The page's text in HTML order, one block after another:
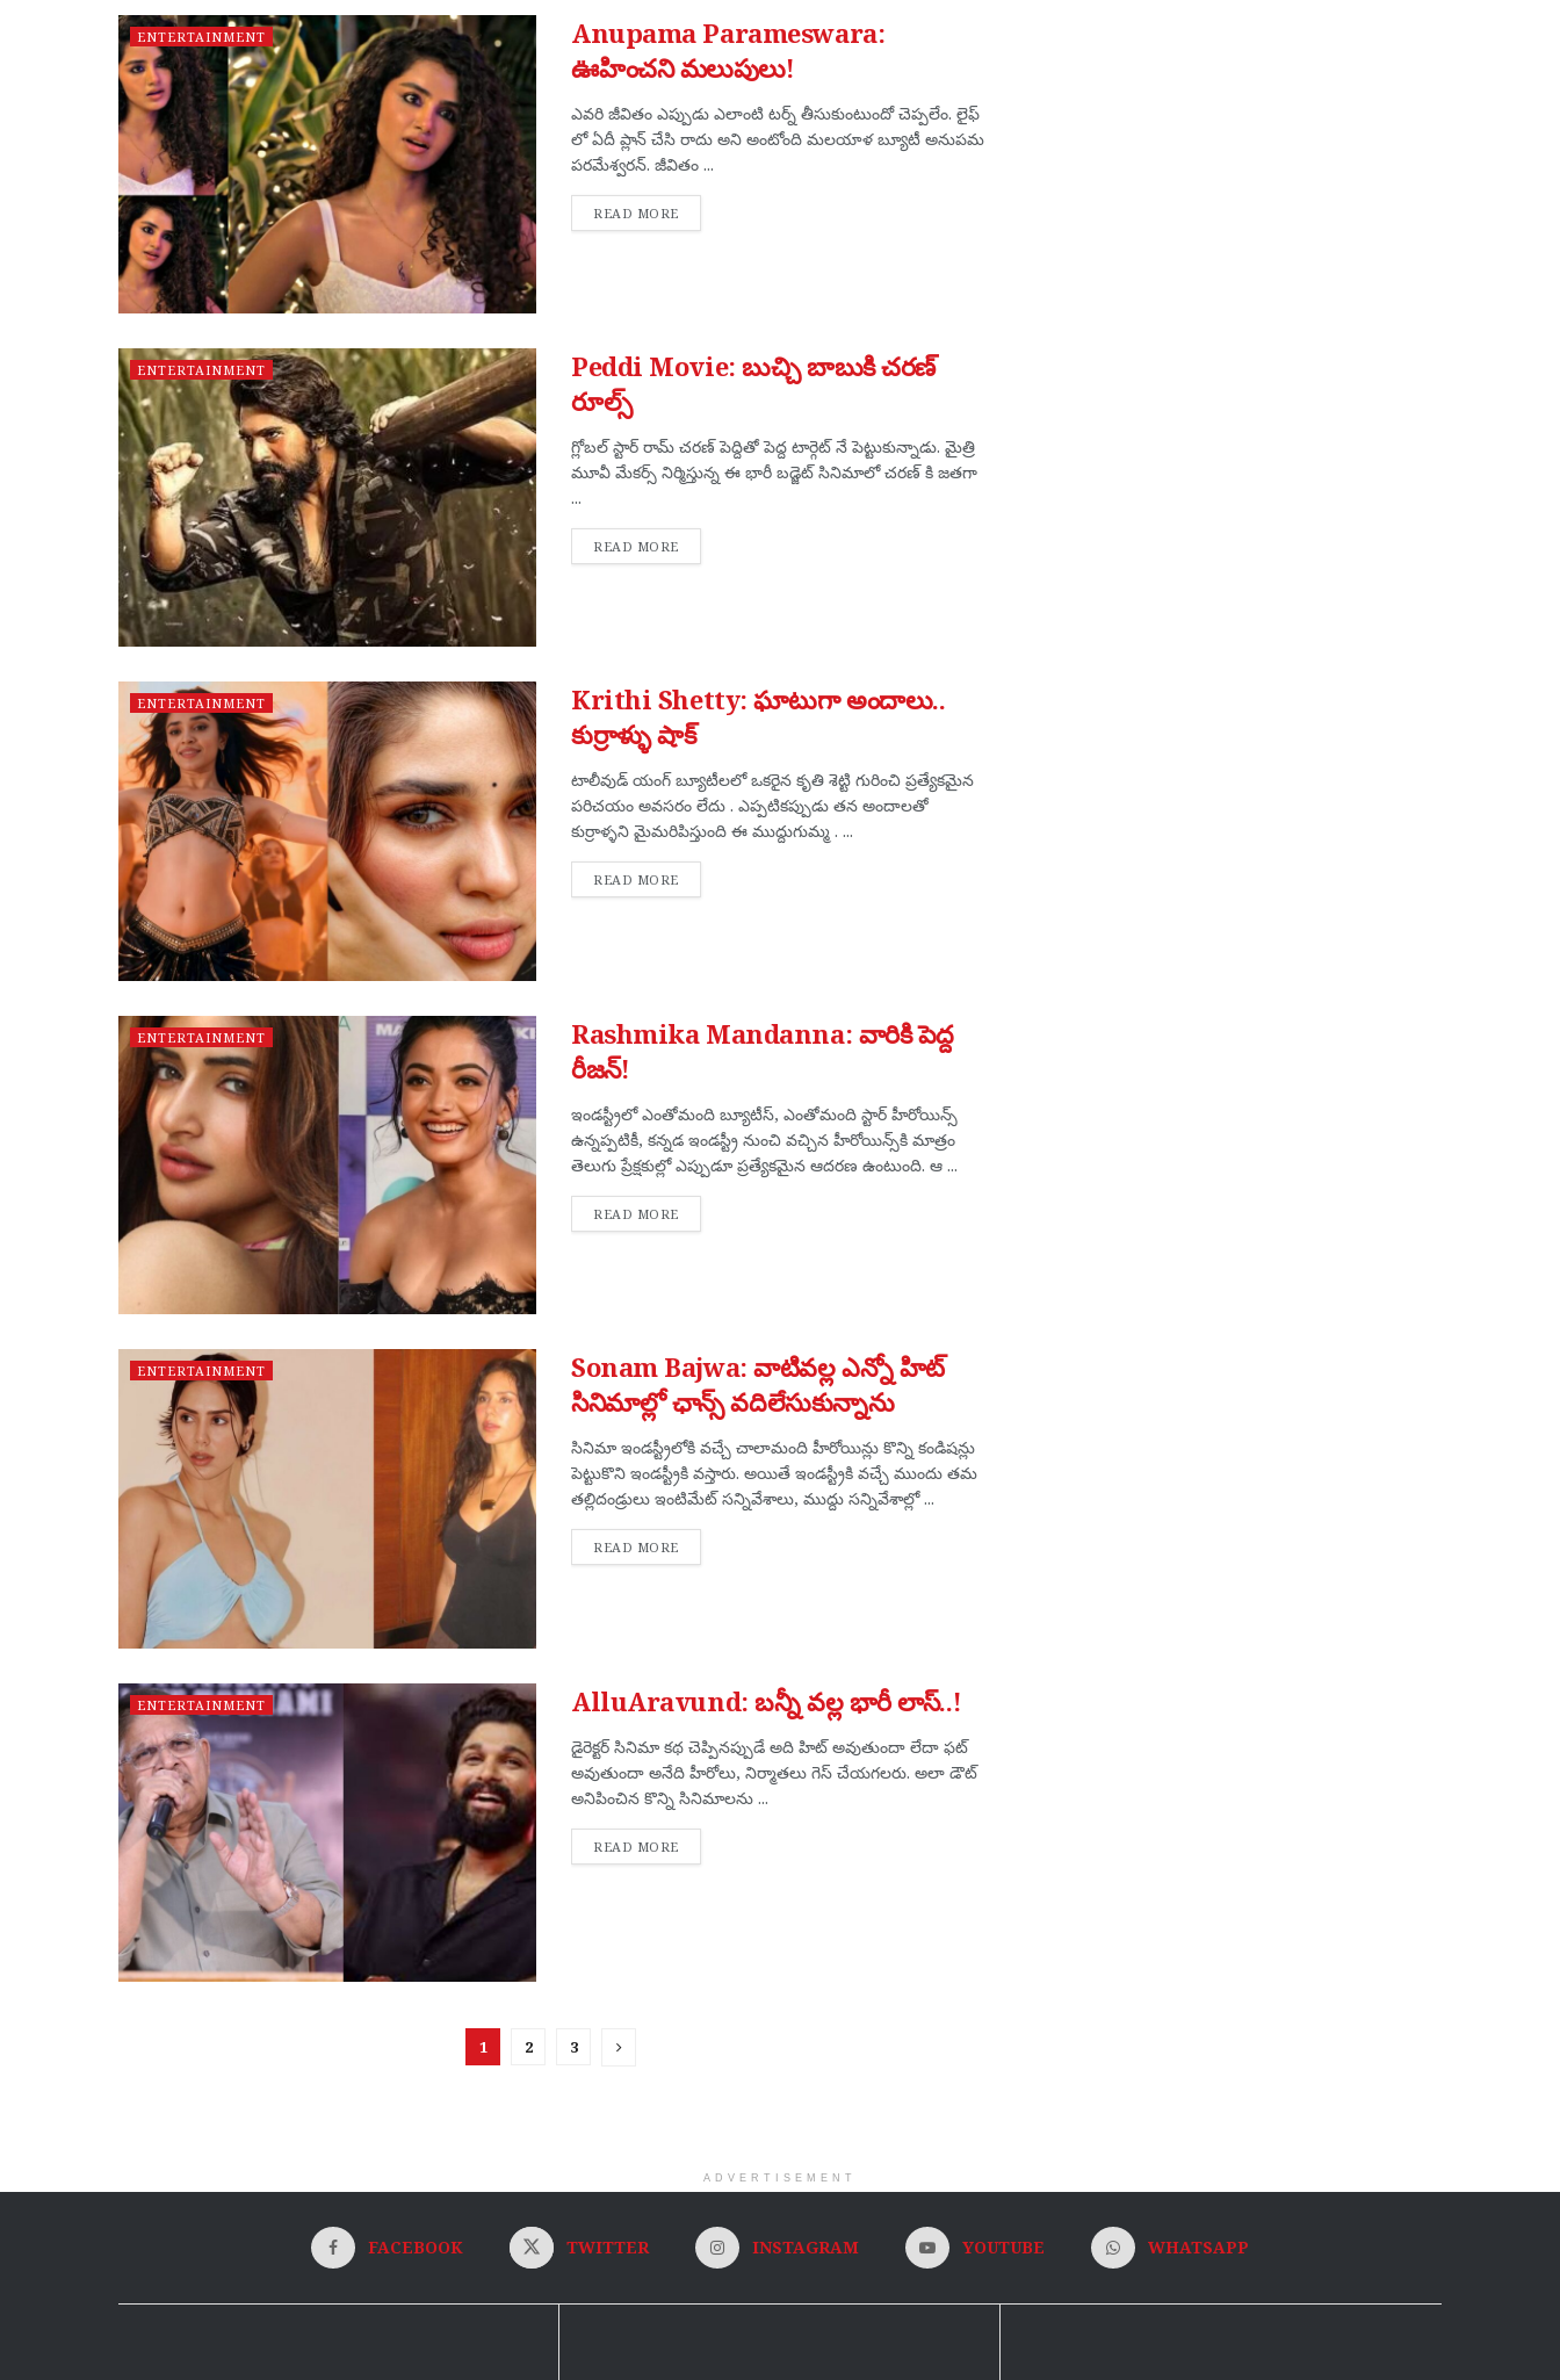
ENTERTAINMENT
Anupama Parameswara:
ఊహించని మలుపులు!
ఎవరి జీవితం ఎప్పుడు ఎలాంటి టర్న్ తీసుకుంటుందో చెప్పలేం. లైఫ్
లో ఏదీ ప్లాన్ చేసి రాదు అని అంటోంది మలయాళ బ్యూటీ అనుపమ
పరమేశ్వరన్. జీవితం ...
READ MOREDETAILS
ENTERTAINMENT
Peddi Movie: బుచ్చి బాబుకి చరణ్
రూల్స్
గ్లోబల్ స్టార్ రామ్ చరణ్ పెద్దితో పెద్ద టార్గెట్ నే పెట్టుకున్నాడు. మైత్రి
మూవీ మేకర్స్ నిర్మిస్తున్న ఈ భారీ బడ్జెట్ సినిమాలో చరణ్ కి జతగా
...
READ MOREDETAILS
ENTERTAINMENT
Krithi Shetty: ఘాటుగా అందాలు..
కుర్రాళ్ళు షాక్
టాలీవుడ్ యంగ్ బ్యూటీలలో ఒకరైన కృతి శెట్టి గురించి ప్రత్యేకమైన
పరిచయం అవసరం లేదు . ఎప్పటికప్పుడు తన అందాలతో
కుర్రాళ్ళని మైమరిపిస్తుంది ఈ ముద్దుగుమ్మ . ...
READ MOREDETAILS
ENTERTAINMENT
Rashmika Mandanna: వారికి పెద్ద
రీజన్!
ఇండస్ట్రీలో ఎంతోమంది బ్యూటీస్, ఎంతోమంది స్టార్ హీరోయిన్స్
ఉన్నప్పటికీ, కన్నడ ఇండస్ట్రీ నుంచి వచ్చిన హీరోయిన్స్‌కి మాత్రం
తెలుగు ప్రేక్షకుల్లో ఎప్పుడూ ప్రత్యేకమైన ఆదరణ ఉంటుంది. ఆ ...
READ MOREDETAILS
ENTERTAINMENT
Sonam Bajwa: వాటివల్ల ఎన్నో హిట్
సినిమాల్లో ఛాన్స్ వదిలేసుకున్నాను
సినిమా ఇండస్ట్రీలోకి వచ్చే చాలామంది హీరోయిన్లు కొన్ని కండిషన్లు
పెట్టుకొని ఇండస్ట్రీకి వస్తారు. అయితే ఇండస్ట్రీకి వచ్చే ముందు తమ
తల్లిదండ్రులు ఇంటిమేట్ సన్నివేశాలు, ముద్దు సన్నివేశాల్లో ...
READ MOREDETAILS
ENTERTAINMENT AlluAravund: బన్నీ వల్ల భారీ లాస్..!
డైరెక్టర్ సినిమా కథ చెప్పినప్పుడే అది హిట్ అవుతుందా లేదా ఫట్
అవుతుందా అనేది హీరోలు, నిర్మాతలు గెస్ చేయగలరు. అలా డౌట్
అనిపించిన కొన్ని సినిమాలను ...
READ MOREDETAILS
1 2 3
ADVERTISEMENT
FACEBOOK TWITTER INSTAGRAM YOUTUBE WHATSAPP